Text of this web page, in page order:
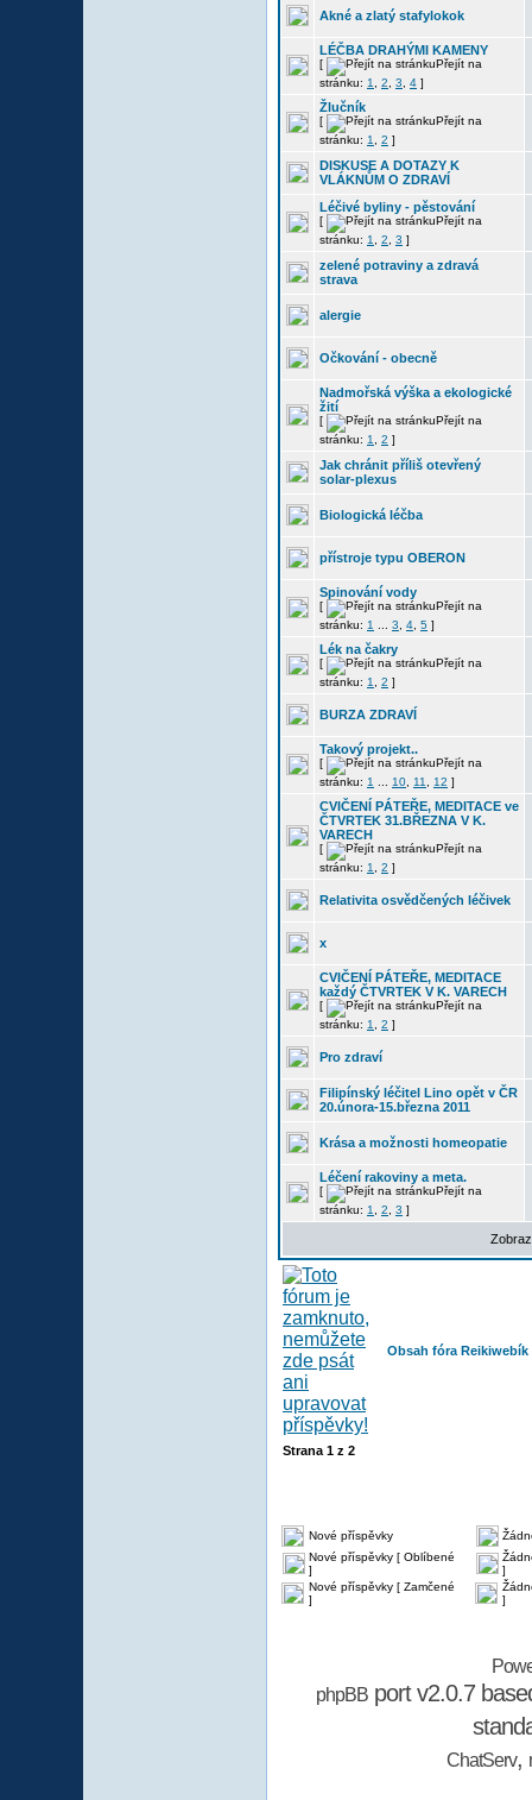
Akné a zlatý stafylokok
LÉČBA DRAHÝMI KAMENY
[
Přejít na
stránku: 1 2 3 4 ]
Žlučník
[
Přejít na
stránku: 1 2 ]
DISKUSE A DOTAZY K
VLÁKNŮM O ZDRAVÍ
Léčivé byliny - pěstování
[
Přejít na
stránku: 1 2 3 ]
zelené potraviny a zdravá
strava
alergie
Očkování - obecně
Nadmořská výška a ekologické
žití
[
Přejít na
stránku: 1 2 ]
Jak chránit příliš otevřený
solar-plexus
Biologická léčba
přístroje typu OBERON
Spinování vody
[
Přejít na
stránku: 1 3 4 5 ]
Lék na čakry
[
Přejít na
stránku: 1 2 ]
BURZA ZDRAVÍ
Takový projekt..
[
Přejít na
stránku: 1 10 11 12 ]
CVIČENÍ PÁTEŘE, MEDITACE ve
ČTVRTEK 31.BŘEZNA V K.
VARECH
[
Přejít na
stránku: 1 2 ]
Relativita osvědčených léčivek
x
CVIČENÍ PÁTEŘE, MEDITACE
každý ČTVRTEK V K. VARECH
[
Přejít na
stránku: 1 2 ]
Pro zdraví
Filipínský léčitel Lino opět v ČR
20.února-15.března 2011
Krása a možnosti homeopatie
Léčení rakoviny a meta.
[
Přejít na
stránku: 1 2 3 ]
Obsah fóra Reikiwebík
Strana 1 z 2
Nové příspěvky
Nové příspěvky [ Oblíbené
]
]
Nové příspěvky [ Zamčené
]
]
phpBBport v2.0.7
ChatServ,